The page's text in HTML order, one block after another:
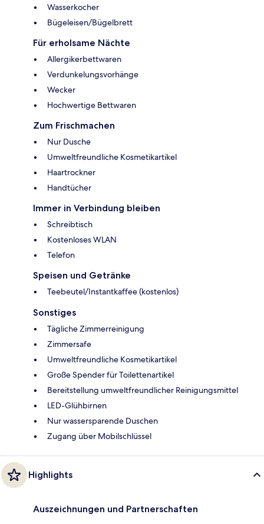
Wasserkocher
Bügeleisen/Bügelbrett
Für erholsame Nächte
Allergikerbettwaren
Verdunkelungsvorhänge
Wecker
Hochwertige Bettwaren
Zum Frischmachen
Nur Dusche
Umweltfreundliche Kosmetikartikel
Haartrockner
Handtücher
Immer in Verbindung bleiben
Schreibtisch
Kostenloses WLAN
Telefon
Speisen und Getränke
Teebeutel/Instantkaffee (kostenlos)
Sonstiges
Tägliche Zimmerreinigung
Zimmersafe
Umweltfreundliche Kosmetikartikel
Große Spender für Toilettenartikel
Bereitstellung umweltfreundlicher Reinigungsmittel
LED-Glühbirnen
Nur wassersparende Duschen
Zugang über Mobilschlüssel
Highlights
Auszeichnungen und Partnerschaften